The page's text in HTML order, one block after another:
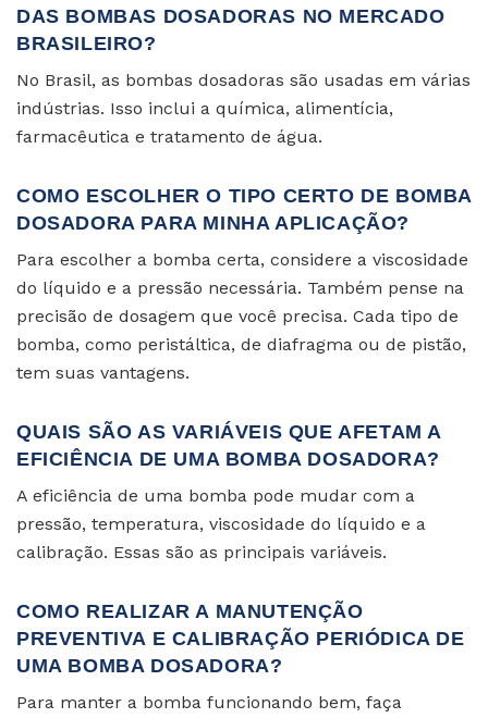
DAS BOMBAS DOSADORAS NO MERCADO
BRASILEIRO?
No Brasil, as bombas dosadoras são usadas em várias
indústrias. Isso inclui a química, alimentícia,
farmacêutica e tratamento de água.
COMO ESCOLHER O TIPO CERTO DE BOMBA
DOSADORA PARA MINHA APLICAÇÃO?
Para escolher a bomba certa, considere a viscosidade
do líquido e a pressão necessária. Também pense na
precisão de dosagem que você precisa. Cada tipo de
bomba, como peristáltica, de diafragma ou de pistão,
tem suas vantagens.
QUAIS SÃO AS VARIÁVEIS QUE AFETAM A
EFICIÊNCIA DE UMA BOMBA DOSADORA?
A eficiência de uma bomba pode mudar com a
pressão, temperatura, viscosidade do líquido e a
calibração. Essas são as principais variáveis.
COMO REALIZAR A MANUTENÇÃO
PREVENTIVA E CALIBRAÇÃO PERIÓDICA DE
UMA BOMBA DOSADORA?
Para manter a bomba funcionando bem, faça